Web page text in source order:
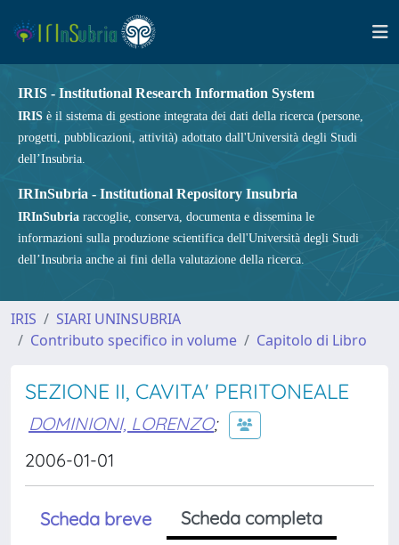
IRIS - Institutional Research Information System
IRIS è il sistema di gestione integrata dei dati della ricerca (persone,
progetti, pubblicazioni, attività) adottato dall'Università degli Studi
dell’Insubria.
IRInSubria - Institutional Repository Insubria
IRInSubria raccoglie, conserva, documenta e dissemina le
informazioni sulla produzione scientifica dell'Università degli Studi
dell’Insubria anche ai fini della valutazione della ricerca.
IRIS
SIARI UNINSUBRIA
Contributo specifico in volume
Capitolo di Libro
SEZIONE II, CAVITA' PERITONEALE
DOMINIONI, LORENZO;
2006-01-01
Scheda breve
Scheda completa